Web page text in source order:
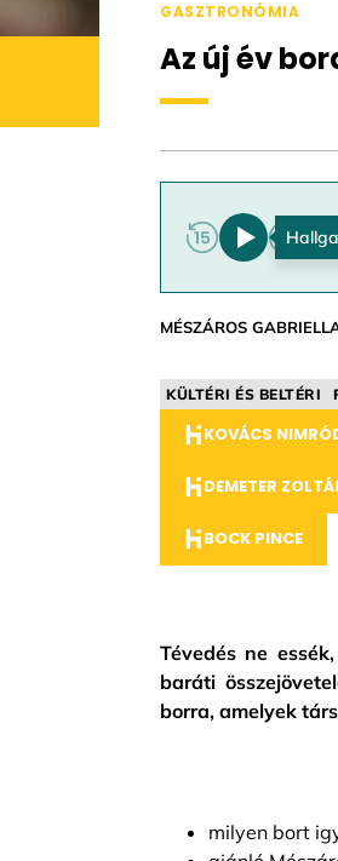
GASZTRONÓMIA
Az új év
MÉSZÁROS
KÜLTÉRI ÉS BELTÉRI
KOVÁCS
DEMETER
BOCK PINCE
Tévedés ne
baráti
borra, amelyek
milyen bort